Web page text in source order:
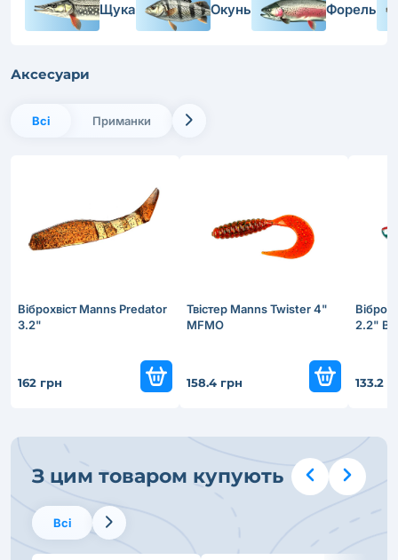
Щука Окунь Форель
Аксесуари
Всі Приманки
Віброхвіст Manns Predator
3.2"
162 грн
Твістер Manns Twister 4"
MFMO
158.4 грн
2.2"
133.2
З цим товаром купують
Всі